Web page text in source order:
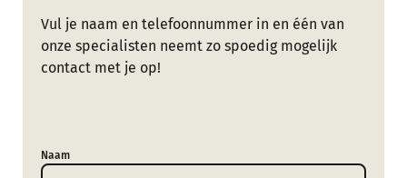
Vul je naam en telefoonnummer in en één van
onze specialisten neemt zo spoedig mogelijk
contact met je op!
Naam